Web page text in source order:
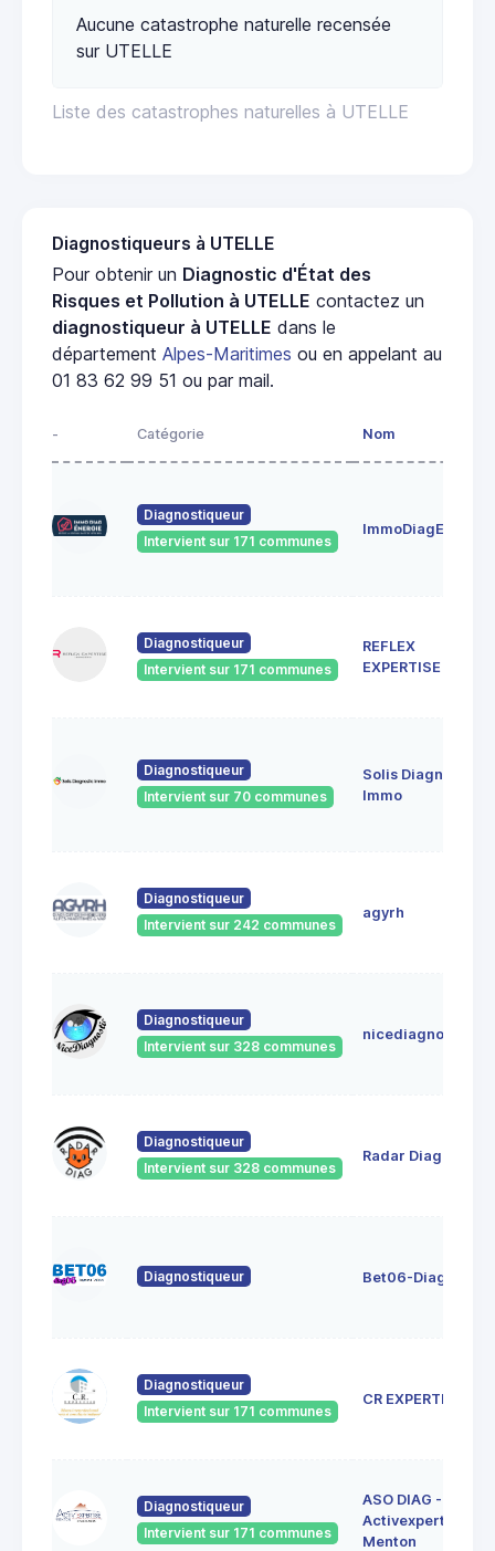
Liste des catastrophes naturelles à UTELLE
Aucune catastrophe naturelle recensée
sur UTELLE
Diagnostiqueurs à UTELLE
Pour obtenir un Diagnostic d'État des
Risques et Pollution à UTELLE contactez un
diagnostiqueur à UTELLE dans le
département Alpes-Maritimes ou en appelant au
01 83 62 99 51 ou par mail.
- Catégorie Nom
Diagnostiqueur
Intervient sur 171 communes
ImmoDiagEnergie
Diagnostiqueur
Intervient sur 171 communes
REFLEX
EXPERTISE
Diagnostiqueur
Intervient sur 70 communes
Solis Diagnostic
Immo
Diagnostiqueur
Intervient sur 242 communes
agyrh
Diagnostiqueur
Intervient sur 328 communes
nicediagnostic
Diagnostiqueur
Intervient sur 328 communes
Radar Diag
Diagnostiqueur Bet06-Diag06
Diagnostiqueur
Intervient sur 171 communes
CR EXPERTISE
Diagnostiqueur
Intervient sur 171 communes
ASO DIAG -
Activexpertise
Menton